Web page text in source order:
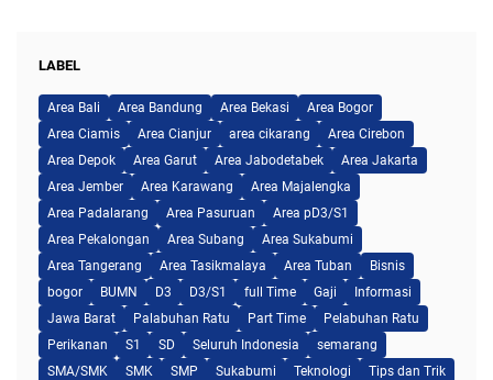
LABEL
Area Bali Area Bandung Area Bekasi
Area Bogor
Area Ciamis
Area Cianjur area cikarang
Area Cirebon
Area Depok
Area Garut Area Jabodetabek
Area Jakarta
Area Jember
Area Karawang
Area Majalengka
Area Padalarang
Area Pasuruan
Area pD3/S1
Area Pekalongan
Area Subang
Area Sukabumi
Area Tangerang
Area Tasikmalaya Area Tuban
Bisnis
bogor
BUMN D3 D3/S1 full Time Gaji
Informasi
Jawa Barat
Palabuhan Ratu Part Time
Pelabuhan Ratu
Perikanan
S1 SD Seluruh Indonesia
semarang
SMA/SMK
SMK SMP Sukabumi Teknologi
Tips dan Trik